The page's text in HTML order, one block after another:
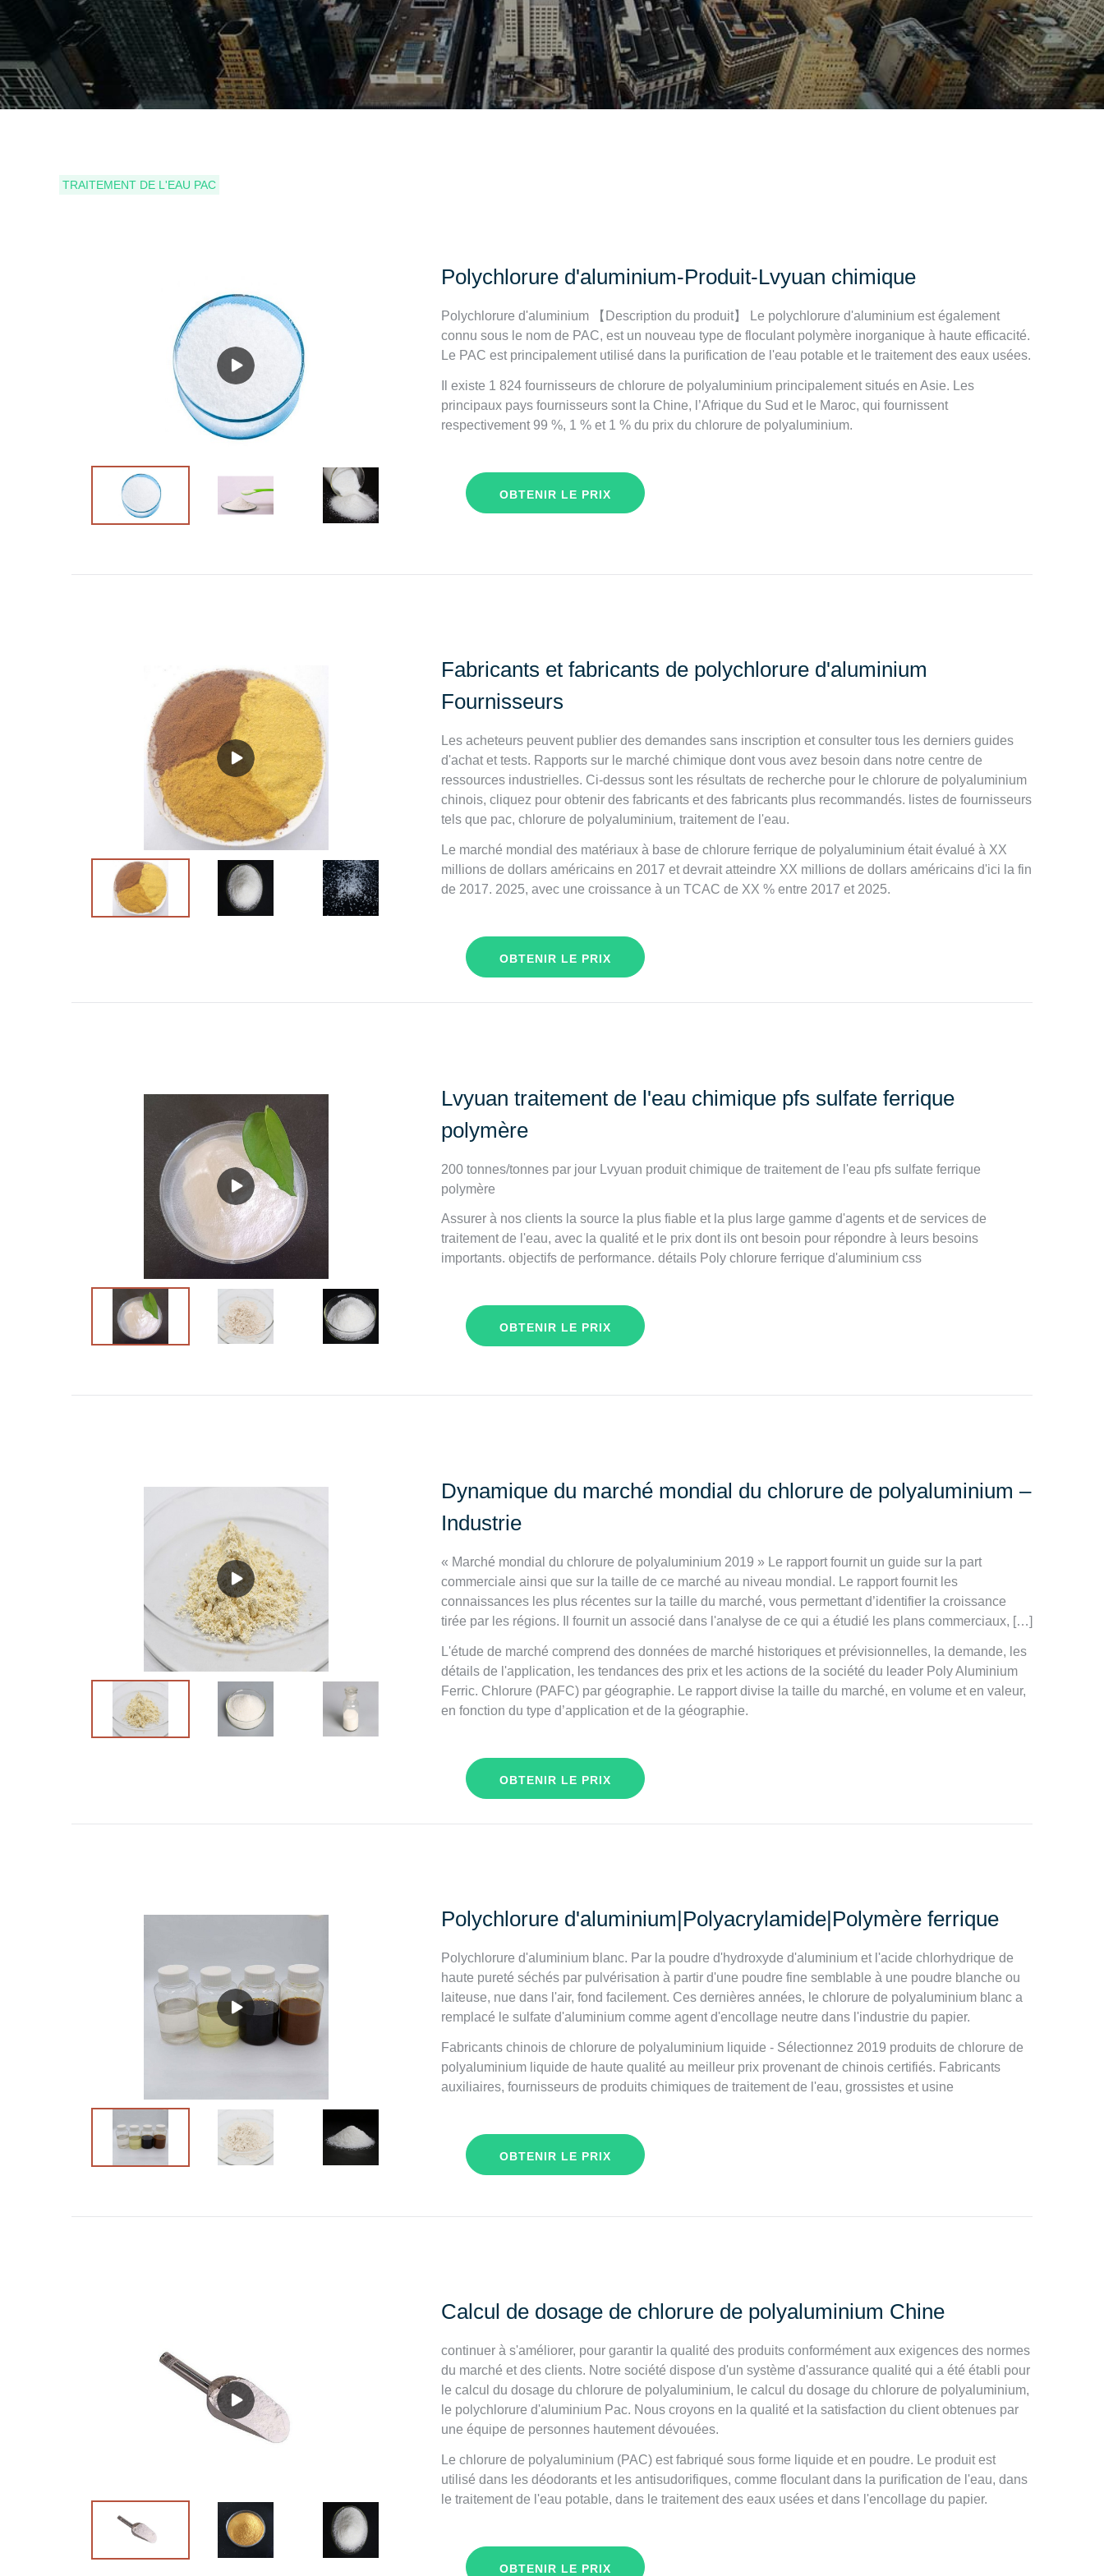
TRAITEMENT DE L'EAU PAC
Polychlorure d'aluminium-Produit-Lvyuan chimique
Polychlorure d'aluminium 【Description du produit】 Le polychlorure d'aluminium est également
connu sous le nom de PAC, est un nouveau type de floculant polymère inorganique à haute efficacité.
Le PAC est principalement utilisé dans la purification de l'eau potable et le traitement des eaux usées.
Il existe 1 824 fournisseurs de chlorure de polyaluminium principalement situés en Asie. Les
principaux pays fournisseurs sont la Chine, l’Afrique du Sud et le Maroc, qui fournissent
respectivement 99 %, 1 % et 1 % du prix du chlorure de polyaluminium.
OBTENIR LE PRIX
Fabricants et fabricants de polychlorure d'aluminium
Fournisseurs
Les acheteurs peuvent publier des demandes sans inscription et consulter tous les derniers guides
d'achat et tests. Rapports sur le marché chimique dont vous avez besoin dans notre centre de
ressources industrielles. Ci-dessus sont les résultats de recherche pour le chlorure de polyaluminium
chinois, cliquez pour obtenir des fabricants et des fabricants plus recommandés. listes de fournisseurs
tels que pac, chlorure de polyaluminium, traitement de l'eau.
Le marché mondial des matériaux à base de chlorure ferrique de polyaluminium était évalué à XX
millions de dollars américains en 2017 et devrait atteindre XX millions de dollars américains d'ici la fin
de 2017. 2025, avec une croissance à un TCAC de XX % entre 2017 et 2025.
OBTENIR LE PRIX
Lvyuan traitement de l'eau chimique pfs sulfate ferrique
polymère
200 tonnes/tonnes par jour Lvyuan produit chimique de traitement de l'eau pfs sulfate ferrique
polymère
Assurer à nos clients la source la plus fiable et la plus large gamme d'agents et de services de
traitement de l'eau, avec la qualité et le prix dont ils ont besoin pour répondre à leurs besoins
importants. objectifs de performance. détails Poly chlorure ferrique d'aluminium css
OBTENIR LE PRIX
Dynamique du marché mondial du chlorure de polyaluminium –
Industrie
« Marché mondial du chlorure de polyaluminium 2019 » Le rapport fournit un guide sur la part
commerciale ainsi que sur la taille de ce marché au niveau mondial. Le rapport fournit les
connaissances les plus récentes sur la taille du marché, vous permettant d’identifier la croissance
tirée par les régions. Il fournit un associé dans l'analyse de ce qui a étudié les plans commerciaux, […]
L'étude de marché comprend des données de marché historiques et prévisionnelles, la demande, les
détails de l'application, les tendances des prix et les actions de la société du leader Poly Aluminium
Ferric. Chlorure (PAFC) par géographie. Le rapport divise la taille du marché, en volume et en valeur,
en fonction du type d’application et de la géographie.
OBTENIR LE PRIX
Polychlorure d'aluminium|Polyacrylamide|Polymère ferrique
Polychlorure d'aluminium blanc. Par la poudre d'hydroxyde d'aluminium et l'acide chlorhydrique de
haute pureté séchés par pulvérisation à partir d'une poudre fine semblable à une poudre blanche ou
laiteuse, nue dans l'air, fond facilement. Ces dernières années, le chlorure de polyaluminium blanc a
remplacé le sulfate d'aluminium comme agent d'encollage neutre dans l'industrie du papier.
Fabricants chinois de chlorure de polyaluminium liquide - Sélectionnez 2019 produits de chlorure de
polyaluminium liquide de haute qualité au meilleur prix provenant de chinois certifiés. Fabricants
auxiliaires, fournisseurs de produits chimiques de traitement de l'eau, grossistes et usine
OBTENIR LE PRIX
Calcul de dosage de chlorure de polyaluminium Chine
continuer à s'améliorer, pour garantir la qualité des produits conformément aux exigences des normes
du marché et des clients. Notre société dispose d'un système d'assurance qualité qui a été établi pour
le calcul du dosage du chlorure de polyaluminium, le calcul du dosage du chlorure de polyaluminium,
le polychlorure d'aluminium Pac. Nous croyons en la qualité et la satisfaction du client obtenues par
une équipe de personnes hautement dévouées.
Le chlorure de polyaluminium (PAC) est fabriqué sous forme liquide et en poudre. Le produit est
utilisé dans les déodorants et les antisudorifiques, comme floculant dans la purification de l'eau, dans
le traitement de l'eau potable, dans le traitement des eaux usées et dans l'encollage du papier.
OBTENIR LE PRIX